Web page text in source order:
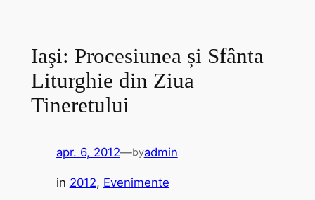
Iaşi: Procesiunea și Sfânta
Liturghie din Ziua
Tineretului
apr. 6, 2012—byadmin
in 2012, Evenimente